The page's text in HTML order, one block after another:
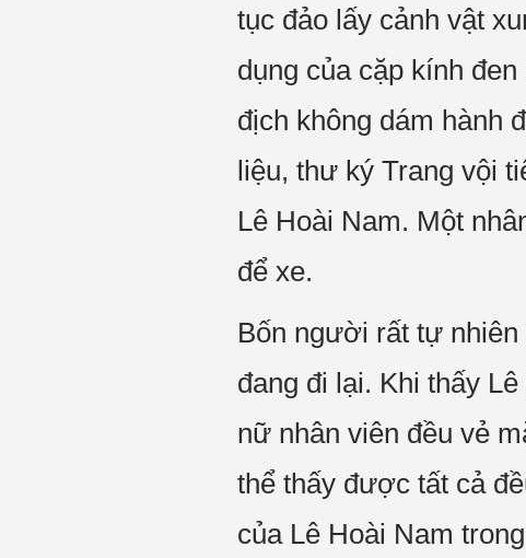
tục đảo lấy cảnh vật
dụng của cặp kính
địch không dám hành
liệu, thư ký Trang vội
Lê Hoài Nam. Một
để xe.
Bốn người rất tự nhiên
đang đi lại. Khi thấy
nữ nhân viên đều vẻ
thể thấy được tất cả
của Lê Hoài Nam